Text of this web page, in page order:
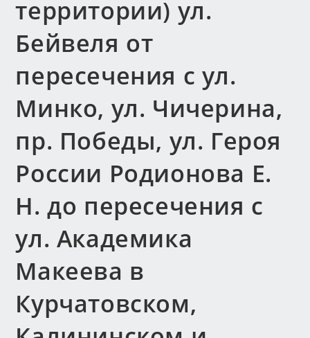
территории) ул.
Бейвеля от
пересечения с ул.
Минко, ул. Чичерина,
пр. Победы, ул. Героя
России Родионова Е.
Н. до пересечения с
ул. Академика
Макеева в
Курчатовском,